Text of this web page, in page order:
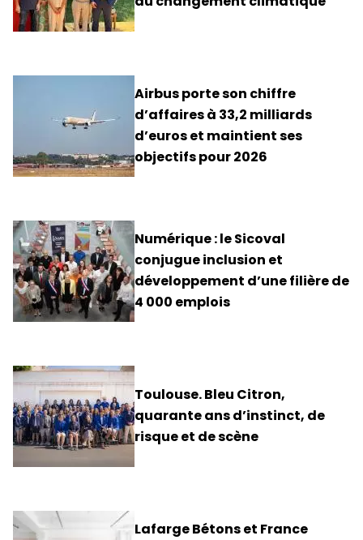
Airbus porte son chiffre
d’affaires à 33,2 milliards
d’euros et maintient ses
objectifs pour 2026
Numérique : le Sicoval
conjugue inclusion et
développement d’une filière de
4 000 emplois
Toulouse. Bleu Citron,
quarante ans d’instinct, de
risque et de scène
Lafarge Bétons et France